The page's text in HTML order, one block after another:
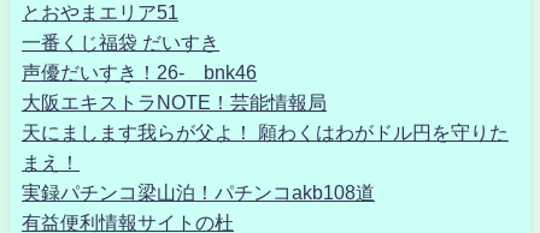
とおやまエリア51
一番くじ福袋 だいすき
声優だいすき！26- bnk46
大阪エキストラNOTE！芸能情報局
天にまします我らが父よ！ 願わくはわがドル円を守りた
まえ！
実録パチンコ梁山泊！パチンコakb108道
有益便利情報サイトの杜